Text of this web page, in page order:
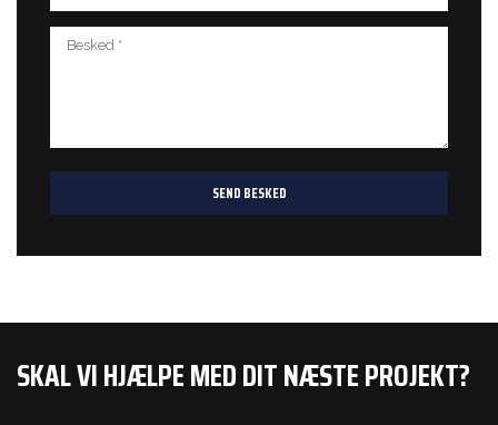
SKAL VI HJÆLPE MED DIT NÆSTE PROJEKT?